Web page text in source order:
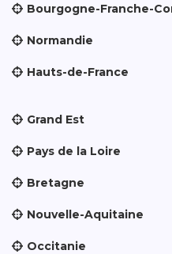
Bourgogne-Franche-
Normandie
Hauts-de-France
Grand Est
Pays de la Loire
Bretagne
Nouvelle-Aquitaine
Occitanie